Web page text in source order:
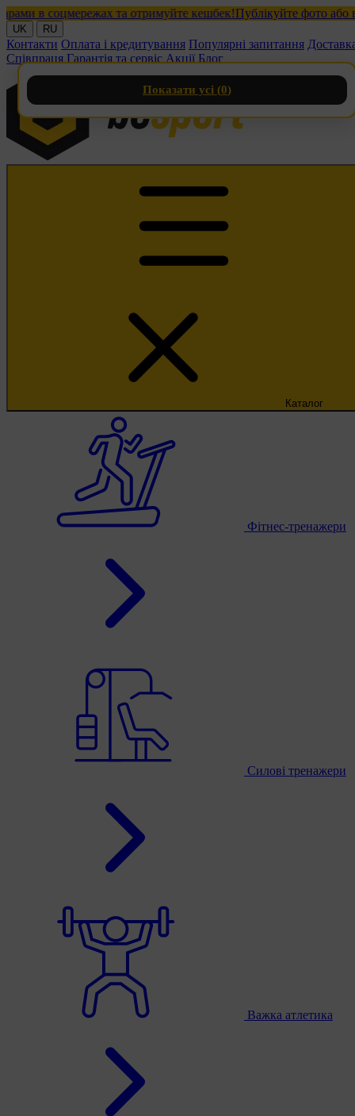
в соцмережах та отримуйте кешбек!Публікуйте фото або
UK RU
Контакти Оплата і кредитування Популярні запитання
Співпраця Гарантія та сервіс Акції Блог
Каталог
Фітнес-тренажери
Силові тренажери
Важка атлетика
Показати усі (0)